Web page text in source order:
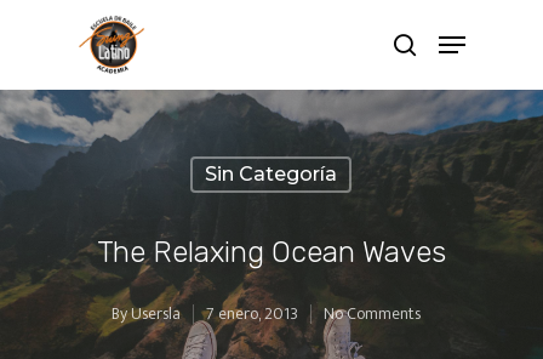
Sin Categoría
The Relaxing Ocean Waves
ByUsersla 7 enero, 2013 No Comments